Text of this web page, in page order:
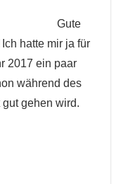
Gute
hatte mir ja für
2017 ein paar
während des
gehen wird.